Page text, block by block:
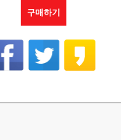
구매하기